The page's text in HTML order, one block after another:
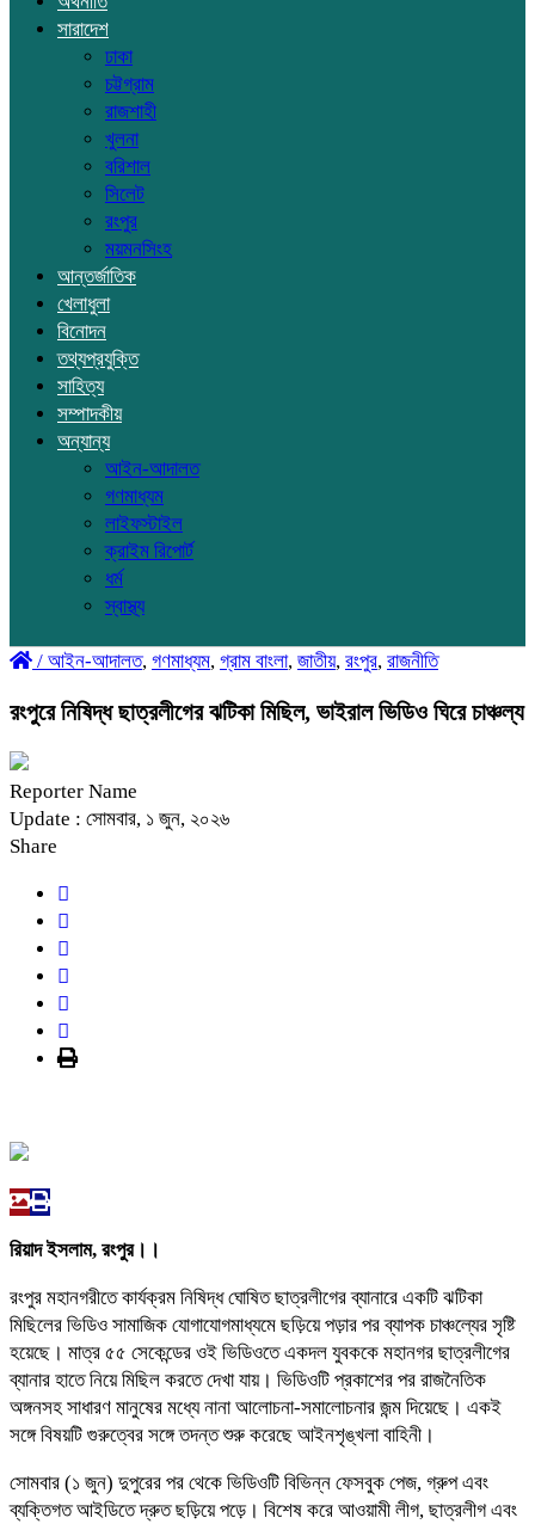
সারাদেশ
ঢাকা
চট্টগ্রাম
রাজশাহী
খুলনা
বরিশাল
সিলেট
রংপুর
ময়মনসিংহ
আন্তর্জাতিক
খেলাধুলা
বিনোদন
তথ্যপ্রযুক্তি
সাহিত্য
সম্পাদকীয়
অন্যান্য
আইন-আদালত
গণমাধ্যম
লাইফস্টাইল
ক্রাইম রিপোর্ট
ধর্ম
স্বাস্থ্য
/ আইন-আদালত, গণমাধ্যম, গ্রাম বাংলা, জাতীয়, রংপুর, রাজনীতি
রংপুরে নিষিদ্ধ ছাত্রলীগের ঝটিকা মিছিল, ভাইরাল ভিডিও ঘিরে চাঞ্চল্য
Reporter Name
Update : সোমবার, ১ জুন, ২০২৬
Share
রিয়াদ ইসলাম, রংপুর।।
রংপুর মহানগরীতে কার্যক্রম নিষিদ্ধ ঘোষিত ছাত্রলীগের ব্যানারে একটি ঝটিকা
মিছিলের ভিডিও সামাজিক যোগাযোগমাধ্যমে ছড়িয়ে পড়ার পর ব্যাপক চাঞ্চল্যের সৃষ্টি
হয়েছে। মাত্র ৫৫ সেকেন্ডের ওই ভিডিওতে একদল যুবককে মহানগর ছাত্রলীগের
ব্যানার হাতে নিয়ে মিছিল করতে দেখা যায়। ভিডিওটি প্রকাশের পর রাজনৈতিক
অঙ্গনসহ সাধারণ মানুষের মধ্যে নানা আলোচনা-সমালোচনার জন্ম দিয়েছে। একই
সঙ্গে বিষয়টি গুরুত্বের সঙ্গে তদন্ত শুরু করেছে আইনশৃঙ্খলা বাহিনী।
সোমবার (১ জুন) দুপুরের পর থেকে ভিডিওটি বিভিন্ন ফেসবুক পেজ, গ্রুপ এবং
ব্যক্তিগত আইডিতে দ্রুত ছড়িয়ে পড়ে। বিশেষ করে আওয়ামী লীগ, ছাত্রলীগ এবং